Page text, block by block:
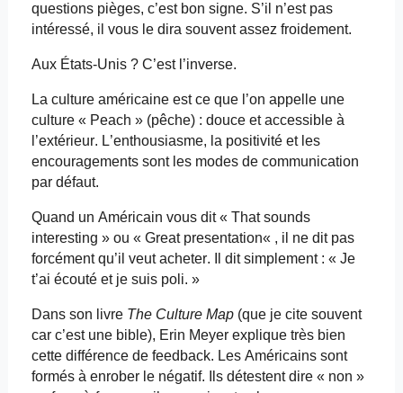
questions pièges, c’est bon signe. S’il n’est pas
intéressé, il vous le dira souvent assez froidement.
Aux États-Unis ? C’est l’inverse.
La culture américaine est ce que l’on appelle une
culture « Peach » (pêche) : douce et accessible à
l’extérieur. L’enthousiasme, la positivité et les
encouragements sont les modes de communication
par défaut.
Quand un Américain vous dit « Thatsounds
interesting » ou « Great presentation« , il ne dit pas
forcément qu’il veut acheter. Il dit simplement : « Je
t’ai écouté et je suis poli. »
Dans son livre The Culture Map(que je cite souvent
car c’est une bible), Erin Meyer explique très bien
cette différence de feedback. Les Américains sont
formés à enrober le négatif. Ils détestent dire « non »